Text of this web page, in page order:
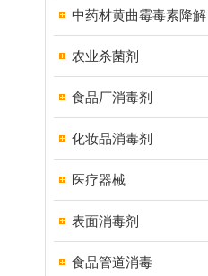
中药材黄曲霉毒素降解
农业杀菌剂
食品厂消毒剂
化妆品消毒剂
医疗器械
表面消毒剂
食品管道消毒